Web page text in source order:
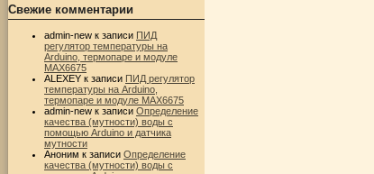
Свежие комментарии
admin-new к записи ПИД
регулятор температуры на
Arduino, термопаре и модуле
MAX6675
ALEXEY к записи ПИД регулятор
температуры на Arduino,
термопаре и модуле MAX6675
admin-new к записи Определение
качества (мутности) воды с
помощью Arduino и датчика
мутности
Аноним к записи Определение
качества (мутности) воды с